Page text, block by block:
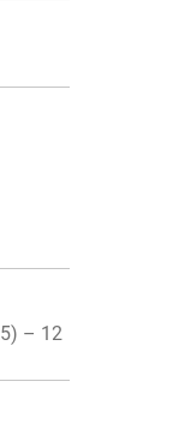
– 12